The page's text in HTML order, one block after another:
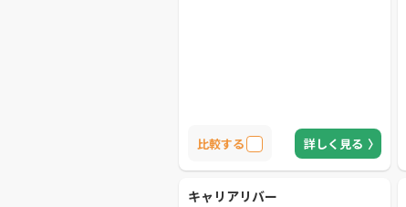
比較する 詳しく見る
キャリアリバー